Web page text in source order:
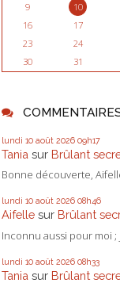
9
10
16
17
23
24
30
31
lundi 10 août 2026 09h17
Tania sur Brûlant
Bonne découverte,
lundi 10 août 2026 08h46
Aifelle sur Brûlant
Inconnu aussi pour moi ;
lundi 10 août 2026 08h33
Tania sur Brûlant